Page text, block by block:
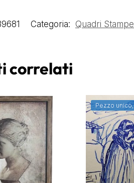
Categoria: Quadri
correlati
Pezzo